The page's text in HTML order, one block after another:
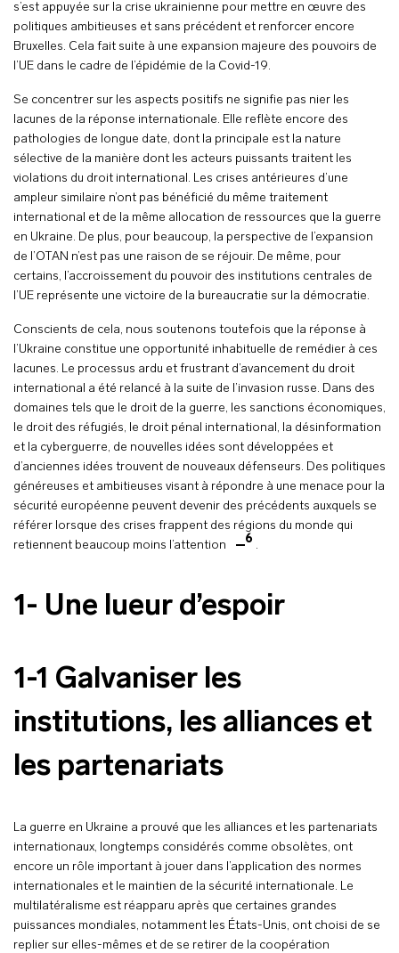
s’est appuyée sur la crise ukrainienne pour mettre en œuvre des
politiques ambitieuses et sans précédent et renforcer encore
Bruxelles. Cela fait suite à une expansion majeure des pouvoirs de
l’UE dans le cadre de l’épidémie de la Covid-19.
Se concentrer sur les aspects positifs ne signifie pas nier les
lacunes de la réponse internationale. Elle reflète encore des
pathologies de longue date, dont la principale est la nature
sélective de la manière dont les acteurs puissants traitent les
violations du droit international. Les crises antérieures d’une
ampleur similaire n’ont pas bénéficié du même traitement
international et de la même allocation de ressources que la guerre
en Ukraine. De plus, pour beaucoup, la perspective de l’expansion
de l’OTAN n’est pas une raison de se réjouir. De même, pour
certains, l’accroissement du pouvoir des institutions centrales de
l’UE représente une victoire de la bureaucratie sur la démocratie.
Conscients de cela, nous soutenons toutefois que la réponse à
l’Ukraine constitue une opportunité inhabituelle de remédier à ces
lacunes. Le processus ardu et frustrant d’avancement du droit
international a été relancé à la suite de l’invasion russe. Dans des
domaines tels que le droit de la guerre, les sanctions économiques,
le droit des réfugiés, le droit pénal international, la désinformation
et la cyberguerre, de nouvelles idées sont développées et
d’anciennes idées trouvent de nouveaux défenseurs. Des politiques
généreuses et ambitieuses visant à répondre à une menace pour la
sécurité européenne peuvent devenir des précédents auxquels se
référer lorsque des crises frappent des régions du monde qui
retiennent beaucoup moins l’attention
6 .
1- Une lueur d’espoir
1-1 Galvaniser les
institutions, les alliances et
les partenariats
La guerre en Ukraine a prouvé que les alliances et les partenariats
internationaux, longtemps considérés comme obsolètes, ont
encore un rôle important à jouer dans l’application des normes
internationales et le maintien de la sécurité internationale. Le
multilatéralisme est réapparu après que certaines grandes
puissances mondiales, notamment les États-Unis, ont choisi de se
replier sur elles-mêmes et de se retirer de la coopération